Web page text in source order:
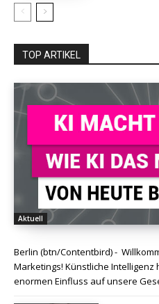
TOP ARTIKEL
Aktuell
Berlin (btn/Contentbird) -
Marketings! Künstliche Intelligenz
enormen Einfluss auf unsere